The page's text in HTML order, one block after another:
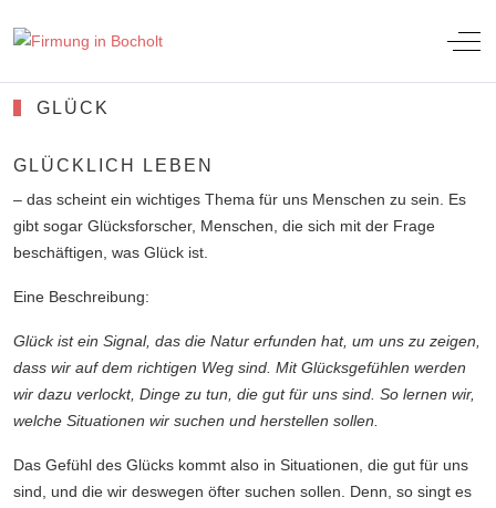
Off-
GLÜCK
GLÜCKLICH LEBEN
– das scheint ein wichtiges Thema für uns Menschen zu sein. Es
gibt sogar Glücksforscher, Menschen, die sich mit der Frage
beschäftigen, was Glück ist.
Eine Beschreibung:
Glück ist ein Signal, das die Natur erfunden hat, um uns zu zeigen,
dass wir auf dem richtigen Weg sind. Mit Glücksgefühlen werden
wir dazu verlockt, Dinge zu tun, die gut für uns sind. So lernen wir,
welche Situationen wir suchen und herstellen sollen.
Das Gefühl des Glücks kommt also in Situationen, die gut für uns
sind, und die wir deswegen öfter suchen sollen. Denn, so singt es